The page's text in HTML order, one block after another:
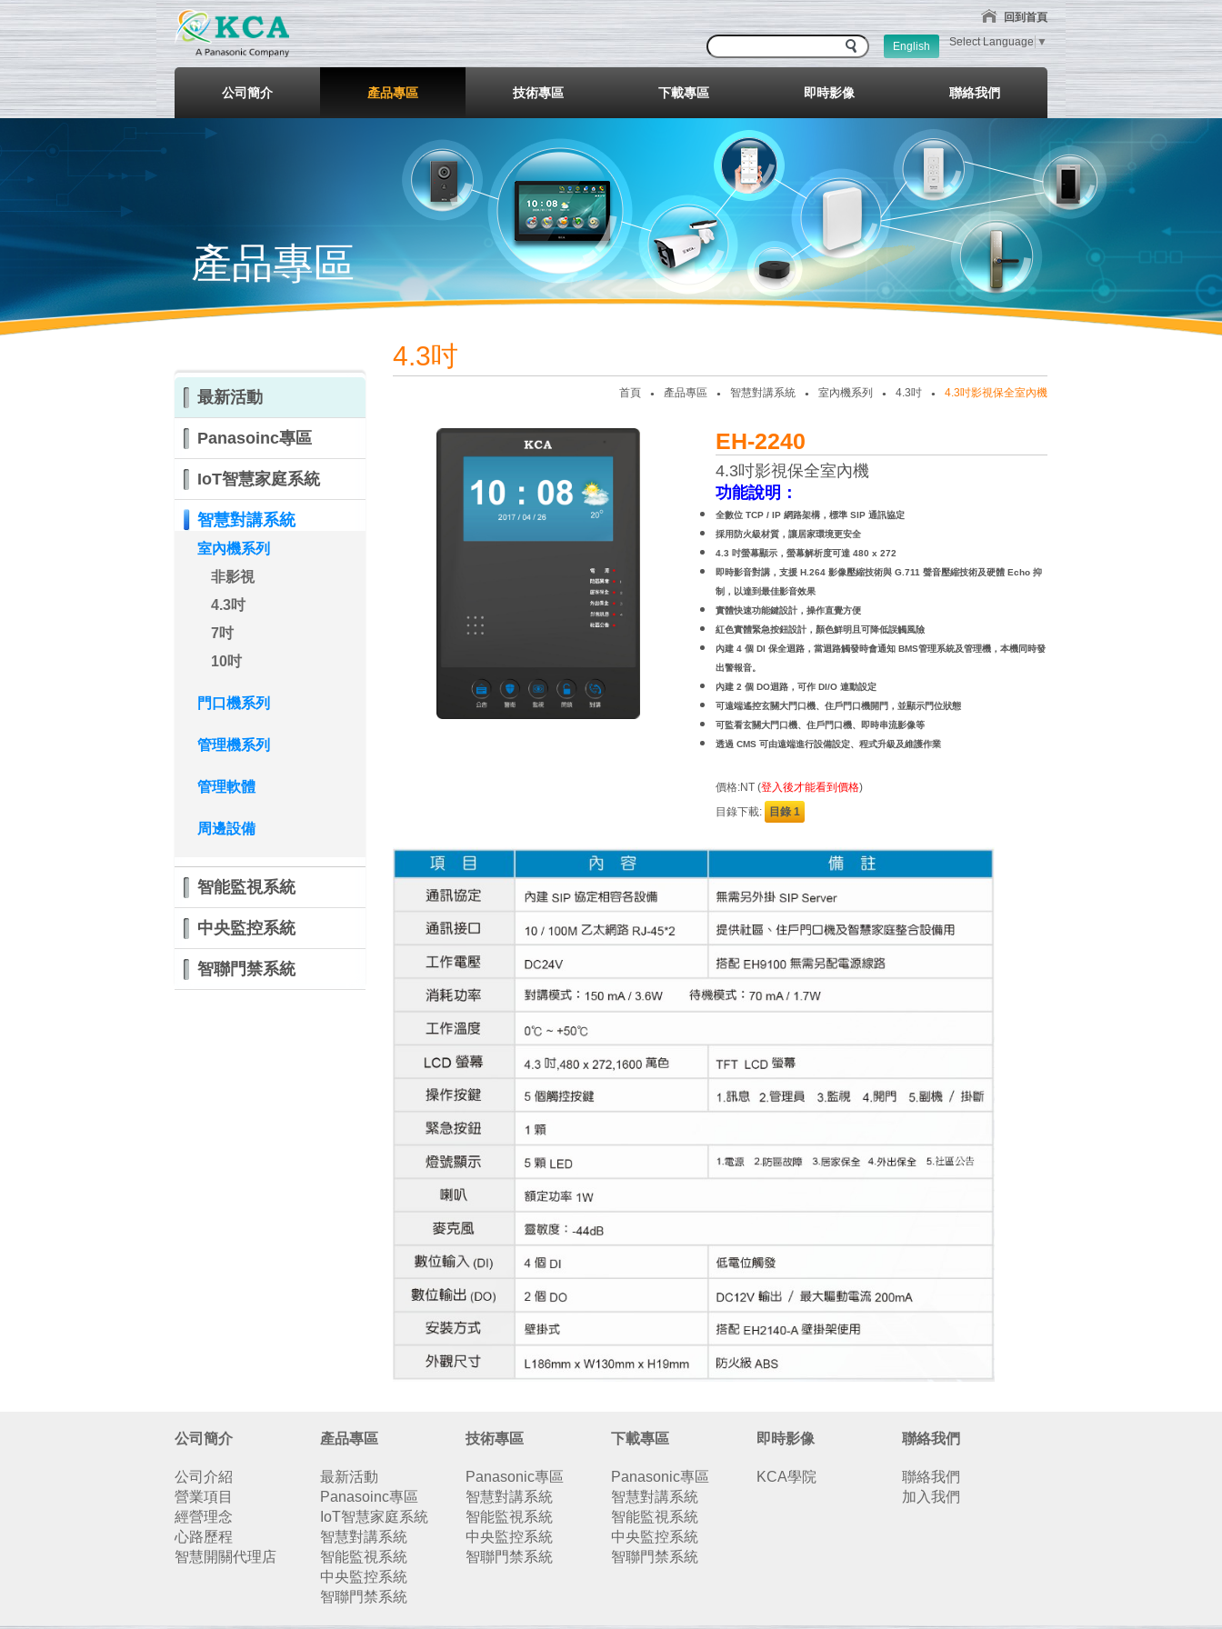
鎧鋒企業股份有限公司 回到首頁
English Select Language ▼
公司簡介 產品專區 技術專區 下載專區 即時影像 聯絡我們
產品專區
最新活動
Panasoinc專區
IoT智慧家庭系統
智慧對講系統
室內機系列
非影視
4.3吋
7吋
10吋
門口機系列
管理機系列
管理軟體
周邊設備
智能監視系統
中央監控系統
智聯門禁系統
4.3吋
首頁 ● 產品專區 ● 智慧對講系統 ● 室內機系列 ● 4.3吋 ● 4.3吋影視保全室內機
EH-2240
4.3吋影視保全室內機
功能說明：
全數位 TCP / IP 網路架構，標準 SIP 通訊協定
採用防火級材質，讓居家環境更安全
4.3 吋螢幕顯示，螢幕解析度可達 480 x 272
即時影音對講，支援 H.264 影像壓縮技術與 G.711 聲音壓縮技術及硬體 Echo 抑
制，以達到最佳影音效果
實體快速功能鍵設計，操作直覺方便
紅色實體緊急按鈕設計，顏色鮮明且可降低誤觸風險
內建 4 個 DI 保全迴路，當迴路觸發時會通知 BMS管理系統及管理機，本機同時發
出警報音。
內建 2 個 DO迴路，可作 DI/O 連動設定
可遠端遙控玄關大門口機、住戶門口機開門，並顯示門位狀態
可監看玄關大門口機、住戶門口機、即時串流影像等
透過 CMS 可由遠端進行設備設定、程式升級及維護作業
價格:NT (登入後才能看到價格)
目錄下載: 目錄 1
公司簡介
公司介紹
營業項目
經營理念
心路歷程
智慧開關代理店
產品專區
最新活動
Panasoinc專區
IoT智慧家庭系統
智慧對講系統
智能監視系統
中央監控系統
智聯門禁系統
技術專區
Panasonic專區
智慧對講系統
智能監視系統
中央監控系統
智聯門禁系統
下載專區
Panasonic專區
智慧對講系統
智能監視系統
中央監控系統
智聯門禁系統
即時影像
KCA學院
聯絡我們
聯絡我們
加入我們